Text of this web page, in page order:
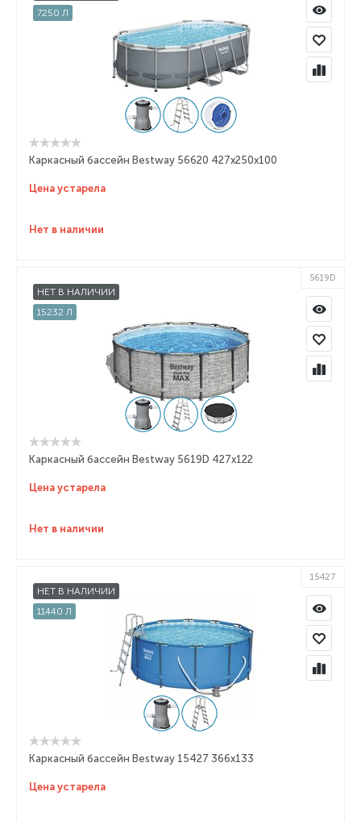
7250 Л
Каркасный бассейн Bestway 56620 427х250х100
Цена устарела
Нет в наличии
НЕТ В НАЛИЧИИ
15232 Л
5619D
Каркасный бассейн Bestway 5619D 427x122
Цена устарела
Нет в наличии
НЕТ В НАЛИЧИИ
11440 Л
15427
Каркасный бассейн Bestway 15427 366x133
Цена устарела